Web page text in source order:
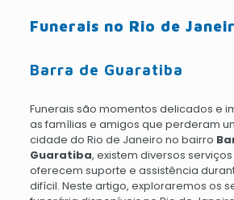
Funerais no Rio de
Barra de Guaratiba
Funerais são momentos delicados e
as famílias e amigos que perderam
cidade do Rio de Janeiro no bairro
Guaratiba, existem diversos
oferecem suporte e assistência
difícil. Neste artigo, exploraremos os